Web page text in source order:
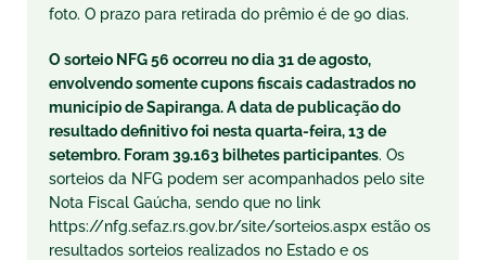
foto. O prazo para retirada do prêmio é de 90 dias.
O sorteio NFG 56 ocorreu no dia 31 de agosto,
envolvendo somente cupons fiscais cadastrados no
município de Sapiranga. A data de publicação do
resultado definitivo foi nesta quarta-feira, 13 de
setembro. Foram 39.163 bilhetes participantes. Os
sorteios da NFG podem ser acompanhados pelo site
Nota Fiscal Gaúcha, sendo que no link
https://nfg.sefaz.rs.gov.br/site/sorteios.aspx estão os
resultados sorteios realizados no Estado e os